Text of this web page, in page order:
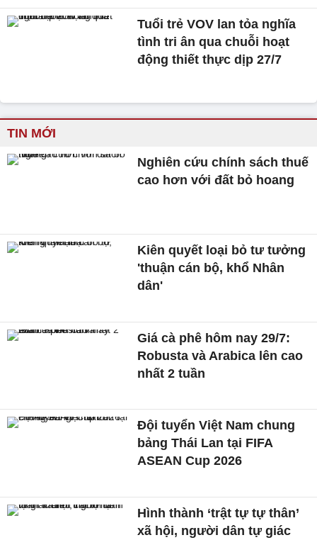
Tuổi trẻ VOV lan tỏa nghĩa
tình tri ân qua chuỗi hoạt
động thiết thực dịp 27/7
TIN MỚI
Nghiên cứu chính sách thuế
cao hơn với đất bỏ hoang
Kiên quyết loại bỏ tư tưởng
'thuận cán bộ, khổ Nhân
dân'
Giá cà phê hôm nay 29/7:
Robusta và Arabica lên cao
nhất 2 tuần
Đội tuyển Việt Nam chung
bảng Thái Lan tại FIFA
ASEAN Cup 2026
Hình thành ‘trật tự tự thân’
xã hội, người dân tự giác